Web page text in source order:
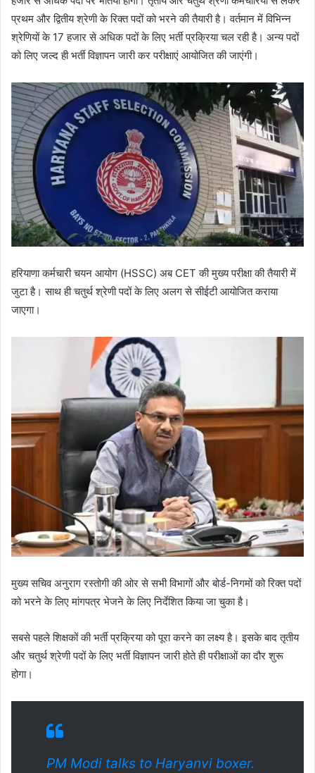
प्रथम और द्वितीय श्रेणी के रिक्त पदों को भरने की तैयारी है। वर्तमान में विभिन्न
श्रेणियों के 17 हजार से अधिक पदों के लिए भर्ती प्रक्रिया चल रही है। अन्य पदों
को लिए जल्द ही भर्ती विज्ञापन जारी कर परीक्षाएं आयोजित की जाएंगी।
हरियाणा कर्मचारी चयन आयोग (HSSC) अब CET की मुख्य परीक्षा की तैयारी में
जुटा है। साथ ही चतुर्थ श्रेणी पदों के लिए अलग से सीईटी आयोजित कराया
जाएगा।
मुख्य सचिव अनुराग रस्तोगी की ओर से सभी विभागों और बोर्ड-निगमों को रिक्त पदों
को भरने के लिए मांगपत्र भेजने के लिए निर्देशित किया जा चुका है।
सबसे पहले शिक्षकों की भर्ती प्रक्रिया को पूरा करने का लक्ष्य है। इसके बाद तृतीय
और चतुर्थ श्रेणी पदों के लिए भर्ती विज्ञापन जारी होते ही परीक्षाओं का दौर शुरू
होगा।
PM Modi talks to Haryanvi boxer.